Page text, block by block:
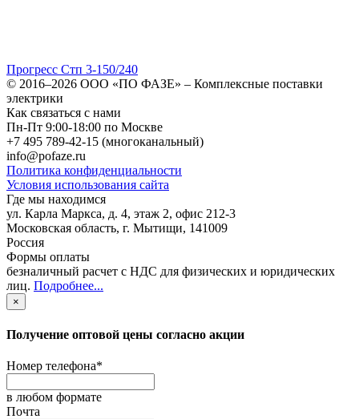
Прогресс Стп 3-150/240
© 2016–2026 ООО «ПО ФАЗЕ» – Комплексные поставки
электрики
Как связаться с нами
Пн-Пт 9:00-18:00 по Москве
+7 495 789-42-15 (многоканальный)
info@pofaze.ru
Политика конфиденциальности
Условия использования сайта
Где мы находимся
ул. Карла Маркса, д. 4, этаж 2, офис 212-3
Московская область, г. Мытищи, 141009
Россия
Формы оплаты
безналичный расчет с НДС для физических и юридических
лиц. Подробнее...
×
Получение оптовой цены согласно акции
Номер телефона*
в любом формате
Почта